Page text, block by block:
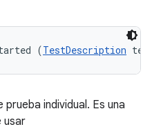
(TestDescription
individual. Es una
usar